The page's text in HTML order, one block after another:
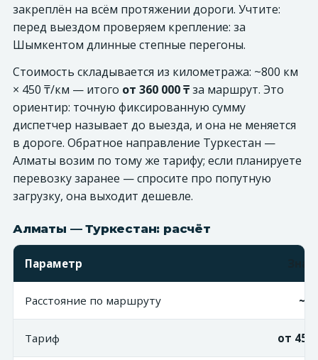
закреплён на всём протяжении дороги. Учтите:
перед выездом проверяем крепление: за
Шымкентом длинные степные перегоны.
Стоимость складывается из километража: ~800 км
× 450 ₸/км — итого от 360 000 ₸за маршрут. Это
ориентир: точную фиксированную сумму
диспетчер называет до выезда, и она не меняется
в дороге. Обратное направление Туркестан —
Алматы возим по тому же тарифу; если планируете
перевозку заранее — спросите про попутную
загрузку, она выходит дешевле.
Алматы — Туркестан: расчёт
Параметр
Расстояние по маршруту
Тариф от